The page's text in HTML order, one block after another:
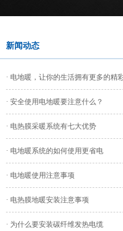
新闻动态
· 电地暖，让你的生活拥有更多的精
· 安全使用电地暖要注意什么？
· 电热膜采暖系统有七大优势
· 电地暖系统的如何使用更省电
· 电地暖使用注意事项
· 电热膜地暖安装注意事项
· 为什么要安装碳纤维发热电缆